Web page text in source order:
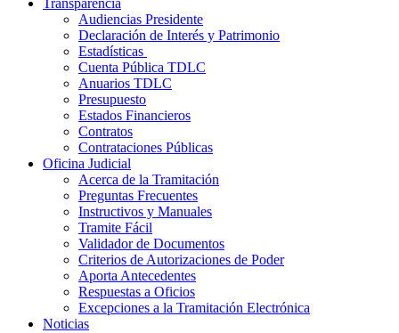
Transparencia
Audiencias Presidente
Declaración de Interés y Patrimonio
Estadísticas
Cuenta Pública TDLC
Anuarios TDLC
Presupuesto
Estados Financieros
Contratos
Contrataciones Públicas
Oficina Judicial
Acerca de la Tramitación
Preguntas Frecuentes
Instructivos y Manuales
Tramite Fácil
Validador de Documentos
Criterios de Autorizaciones de Poder
Aporta Antecedentes
Respuestas a Oficios
Excepciones a la Tramitación Electrónica
Noticias